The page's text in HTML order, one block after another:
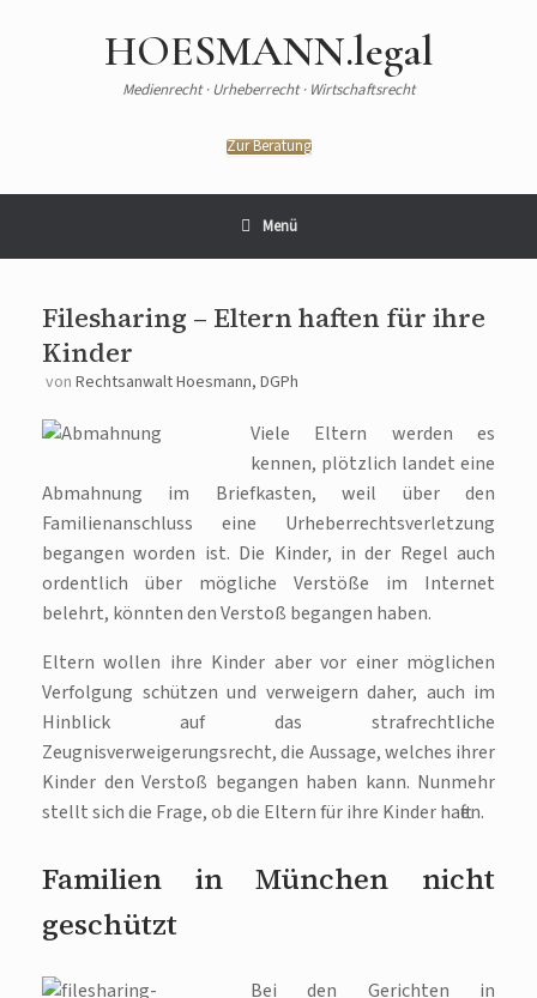
HOESMANN.legal
Medienrecht · Urheberrecht · Wirtschaftsrecht
Zur Beratung
Menü
Filesharing – Eltern haften für ihre
Kinder
von Rechtsanwalt Hoesmann, DGPh
Viele Eltern werden es
kennen, plötzlich landet eine
Abmahnung im Briefkasten, weil über den
Familienanschluss eine Urheberrechtsverletzung
begangen worden ist. Die Kinder, in der Regel auch
ordentlich über mögliche Verstöße im Internet
belehrt, könnten den Verstoß begangen haben.
Eltern wollen ihre Kinder aber vor einer möglichen
Verfolgung schützen und verweigern daher, auch im
Hinblick auf das strafrechtliche
Zeugnisverweigerungsrecht, die Aussage, welches ihrer
Kinder den Verstoß begangen haben kann. Nunmehr
stellt sich die Frage, ob die Eltern für ihre Kinder haften.
Familien in München nicht
geschützt
Bei den Gerichten in